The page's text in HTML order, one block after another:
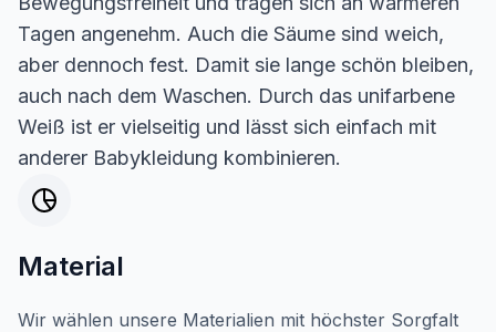
Tagen angenehm. Auch die Säume sind weich,
aber dennoch fest. Damit sie lange schön bleiben,
auch nach dem Waschen. Durch das unifarbene
Weiß ist er vielseitig und lässt sich einfach mit
anderer Babykleidung kombinieren.
Material
Wir wählen unsere Materialien mit höchster Sorgfalt